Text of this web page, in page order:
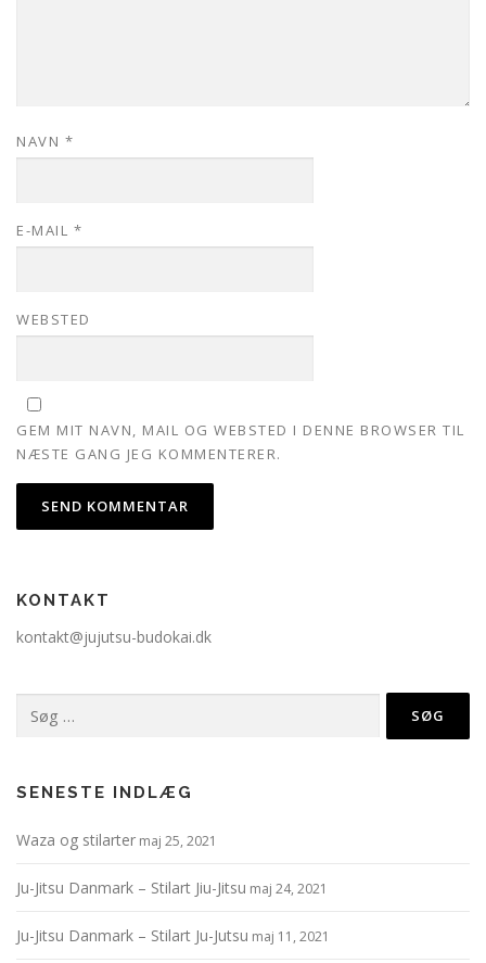
NAVN *
E-MAIL *
WEBSTED
GEM MIT NAVN, MAIL OG WEBSTED I DENNE BROWSER TIL
NÆSTE GANG JEG KOMMENTERER.
KONTAKT
kontakt@jujutsu-budokai.dk
efter:
SENESTE INDLÆG
Waza og stilarter maj 25, 2021
Ju-Jitsu Danmark – Stilart Jiu-Jitsu maj 24, 2021
Ju-Jitsu Danmark – Stilart Ju-Jutsu maj 11, 2021